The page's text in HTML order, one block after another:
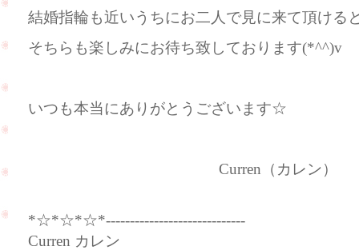
結婚指輪も近いうちにお二人で見に来て頂ける
そちらも楽しみにお待ち致しております(*^^)v
いつも本当にありがとうございます☆
Curren（カレン）
*☆*☆*☆*-----------------------------
Curren カレン